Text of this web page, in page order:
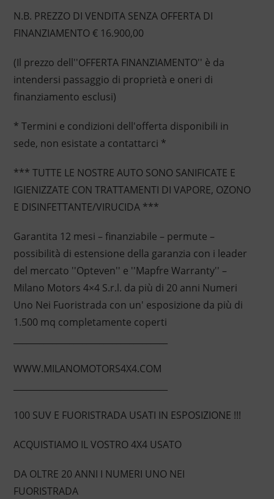
N.B. PREZZO DI VENDITA SENZA OFFERTA DI
FINANZIAMENTO € 16.900,00
(Il prezzo dell''OFFERTA FINANZIAMENTO'' è da
intendersi passaggio di proprietà e oneri di
finanziamento esclusi)
* Termini e condizioni dell'offerta disponibili in
sede, non esistate a contattarci *
*** TUTTE LE NOSTRE AUTO SONO SANIFICATE E
IGIENIZZATE CON TRATTAMENTI DI VAPORE, OZONO
E DISINFETTANTE/VIRUCIDA ***
Garantita 12 mesi – finanziabile – permute –
possibilità di estensione della garanzia con i leader
del mercato ''Opteven'' e ''Mapfre Warranty'' –
Milano Motors 4×4 S.r.l. da più di 20 anni Numeri
Uno Nei Fuoristrada con un' esposizione da più di
1.500 mq completamente coperti
WWW.MILANOMOTORS4X4.COM
100 SUV E FUORISTRADA USATI IN ESPOSIZIONE !!!
ACQUISTIAMO IL VOSTRO 4X4 USATO
DA OLTRE 20 ANNI I NUMERI UNO NEI
FUORISTRADA